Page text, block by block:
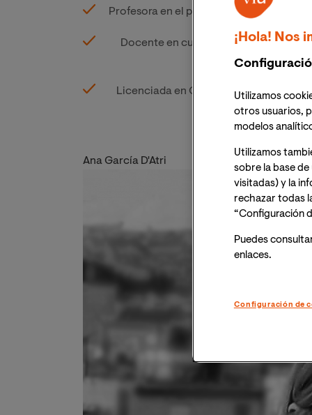
Profesora en el primer master de
Docente en cursos de Edición en la
Licenciada en Ciencias de la
Ana García D'Atri
¡Hola! Nos
Utilizamos
otros usuarios,
modelos
Utilizamos
sobre la base
visitadas) y la
rechazar todas
“Configuración
Puedes
enlaces.
Configuración de